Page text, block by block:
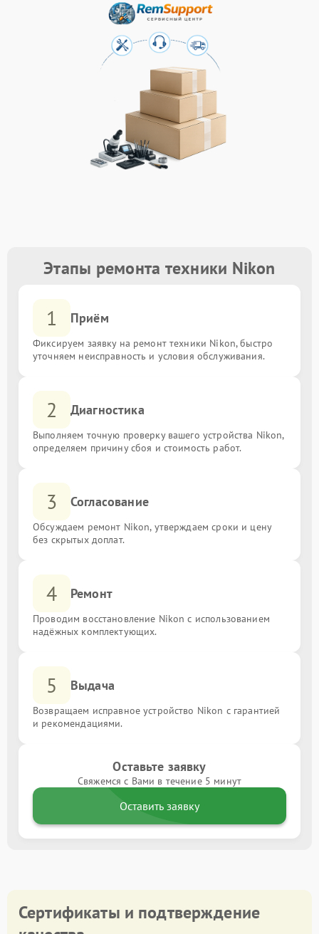
Этапы ремонта техники Nikon
1 Приём
Фиксируем заявку на ремонт техники Nikon, быстро
уточняем неисправность и условия обслуживания.
2 Диагностика
Выполняем точную проверку вашего устройства Nikon,
определяем причину сбоя и стоимость работ.
3 Согласование
Обсуждаем ремонт Nikon, утверждаем сроки и цену
без скрытых доплат.
4 Ремонт
Проводим восстановление Nikon с использованием
надёжных комплектующих.
5 Выдача
Возвращаем исправное устройство Nikon с гарантией
и рекомендациями.
Оставьте заявку
Свяжемся с Вами в течение 5 минут
Оставить заявку
Сертификаты и подтверждение